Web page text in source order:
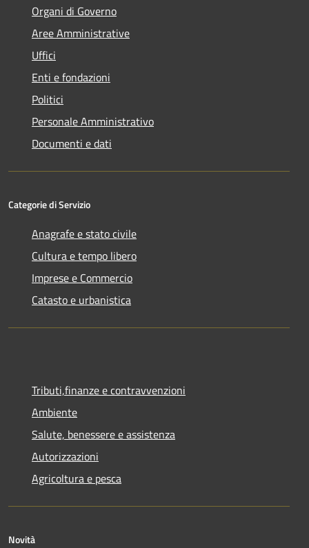
Organi di Governo
Aree Amministrative
Uffici
Enti e fondazioni
Politici
Personale Amministrativo
Documenti e dati
Categorie di Servizio
Anagrafe e stato civile
Cultura e tempo libero
Imprese e Commercio
Catasto e urbanistica
Tributi,finanze e contravvenzioni
Ambiente
Salute, benessere e assistenza
Autorizzazioni
Agricoltura e pesca
Novità